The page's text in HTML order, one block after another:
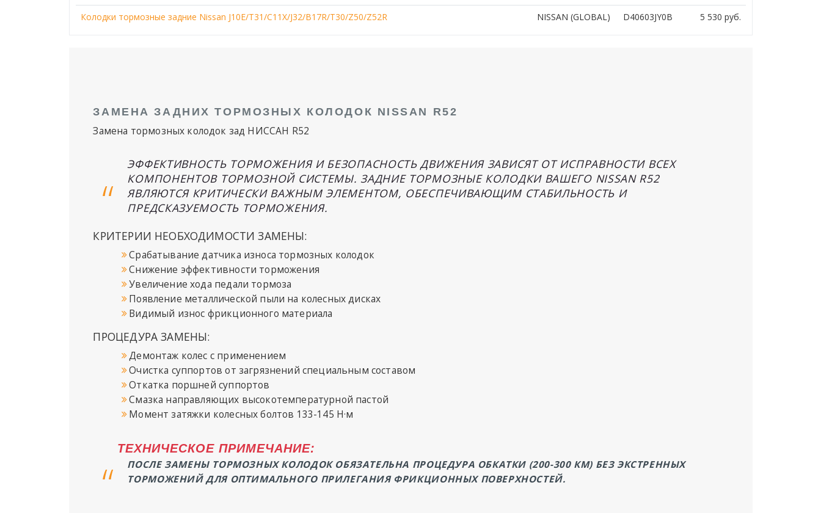
Колодки тормозные задние Nissan J10E/T31/C11X/J32/B17R/T30/Z50/Z52R NISSAN (GLOBAL) D40603JY0B 5 530 руб.
ЗАМЕНА ЗАДНИХ ТОРМОЗНЫХ КОЛОДОК NISSAN R52
Замена тормозных колодок зад НИССАН R52
ЭФФЕКТИВНОСТЬ ТОРМОЖЕНИЯ И БЕЗОПАСНОСТЬ ДВИЖЕНИЯ ЗАВИСЯТ ОТ ИСПРАВНОСТИ ВСЕХ
КОМПОНЕНТОВ ТОРМОЗНОЙ СИСТЕМЫ. ЗАДНИЕ ТОРМОЗНЫЕ КОЛОДКИ ВАШЕГО NISSAN R52
ЯВЛЯЮТСЯ КРИТИЧЕСКИ ВАЖНЫМ ЭЛЕМЕНТОМ, ОБЕСПЕЧИВАЮЩИМ СТАБИЛЬНОСТЬ И
ПРЕДСКАЗУЕМОСТЬ ТОРМОЖЕНИЯ.
КРИТЕРИИ НЕОБХОДИМОСТИ ЗАМЕНЫ:
Срабатывание датчика износа тормозных колодок
Снижение эффективности торможения
Увеличение хода педали тормоза
Появление металлической пыли на колесных дисках
Видимый износ фрикционного материала
ПРОЦЕДУРА ЗАМЕНЫ:
Демонтаж колес с применением
Очистка суппортов от загрязнений специальным составом
Откатка поршней суппортов
Смазка направляющих высокотемпературной пастой
Момент затяжки колесных болтов 133-145 Н·м
ТЕХНИЧЕСКОЕ ПРИМЕЧАНИЕ:
ПОСЛЕ ЗАМЕНЫ ТОРМОЗНЫХ КОЛОДОК ОБЯЗАТЕЛЬНА ПРОЦЕДУРА ОБКАТКИ (200-300 КМ) БЕЗ ЭКСТРЕННЫХ
ТОРМОЖЕНИЙ ДЛЯ ОПТИМАЛЬНОГО ПРИЛЕГАНИЯ ФРИКЦИОННЫХ ПОВЕРХНОСТЕЙ.